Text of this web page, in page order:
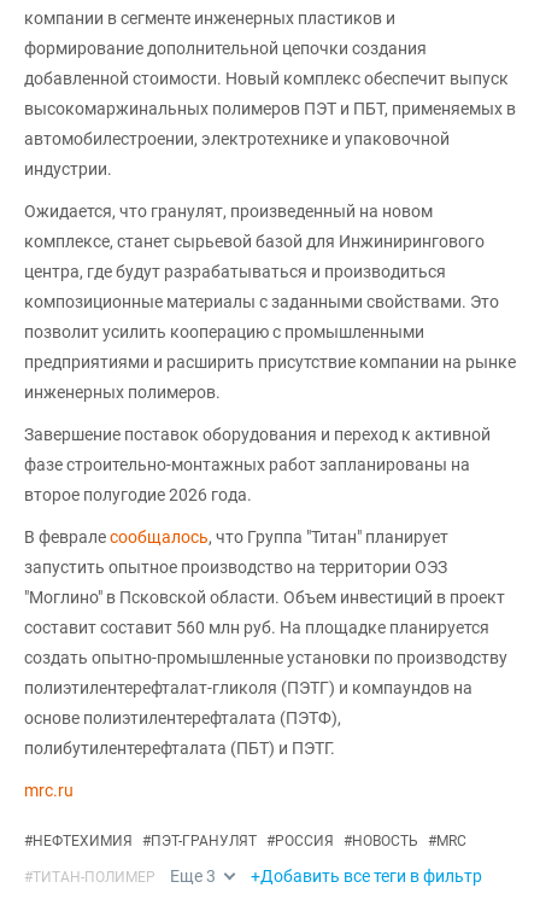
компании в сегменте инженерных пластиков и
формирование дополнительной цепочки создания
добавленной стоимости. Новый комплекс обеспечит выпуск
высокомаржинальных полимеров ПЭТ и ПБТ, применяемых в
автомобилестроении, электротехнике и упаковочной
индустрии.
Ожидается, что гранулят, произведенный на новом
комплексе, станет сырьевой базой для Инжинирингового
центра, где будут разрабатываться и производиться
композиционные материалы с заданными свойствами. Это
позволит усилить кооперацию с промышленными
предприятиями и расширить присутствие компании на рынке
инженерных полимеров.
Завершение поставок оборудования и переход к активной
фазе строительно-монтажных работ запланированы на
второе полугодие 2026 года.
В февралесообщалось, что Группа "Титан" планирует
запустить опытное производство на территории ОЭЗ
"Моглино" в Псковской области. Объем инвестиций в проект
составит составит 560 млн руб. На площадке планируется
создать опытно-промышленные установки по производству
полиэтилентерефталат-гликоля (ПЭТГ) и компаундов на
основе полиэтилентерефталата (ПЭТФ),
полибутилентерефталата (ПБТ) и ПЭТГ.
mrc.ru
#НЕФТЕХИМИЯ #ПЭТ-ГРАНУЛЯТ #РОССИЯ #НОВОСТЬ #MRC
#ТИТАН-ПОЛИМЕР Еще3 +Добавить все теги в фильтр